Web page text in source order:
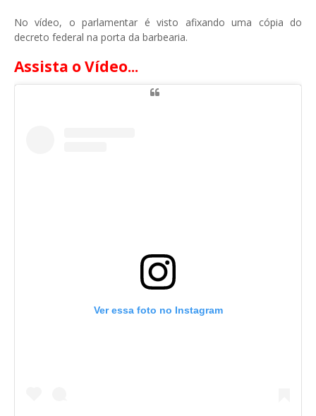
No vídeo, o parlamentar é visto afixando uma cópia do
decreto federal na porta da barbearia.
Assista o Vídeo...
Ver essa foto no Instagram